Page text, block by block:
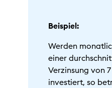
Beispiel:
Werden
einer
Verzinsung von
investiert, so